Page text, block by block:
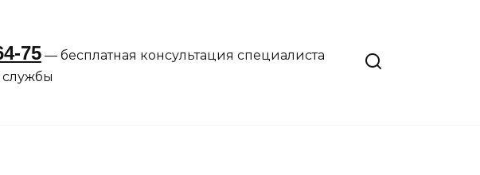
75— бесплатная консультация специалиста